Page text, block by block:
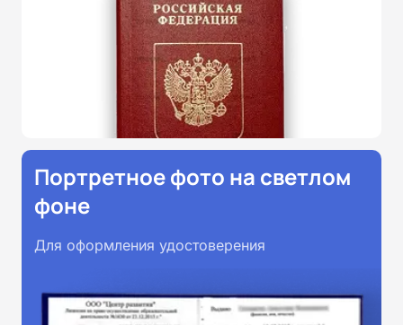
Портретное фото на светлом
фоне
Для оформления удостоверения